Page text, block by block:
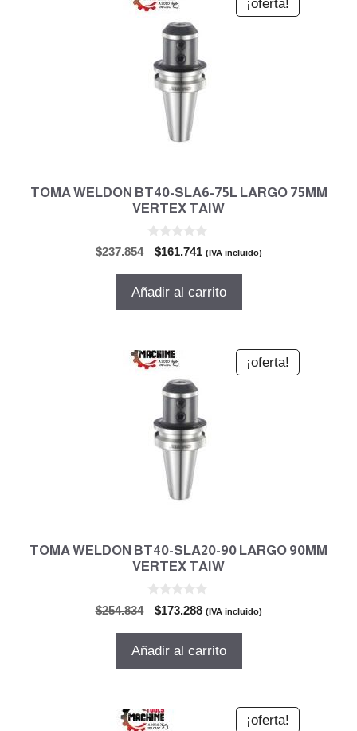
¡oferta!
TOMA WELDON BT40-SLA6-75L LARGO 75MM
VERTEX TAIW
$237.854
El
original
$161.741 El
actual
(IVA incluido)
Añadir al carrito
¡oferta!
TOMA WELDON BT40-SLA20-90 LARGO 90MM
VERTEX TAIW
$254.834
El
original
$173.288El
actual
(IVA incluido)
Añadir al carrito
¡oferta!